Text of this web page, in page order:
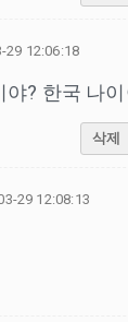
29 12:06:18
야? 한국 나
삭제
29 12:08:13